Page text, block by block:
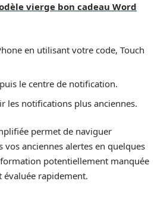
vierge bon cadeau Word
en utilisant votre code, Touch
le centre de notification.
les notifications plus anciennes.
permet de naviguer
vos anciennes alertes en quelques
potentiellement manquée
évaluée rapidement.